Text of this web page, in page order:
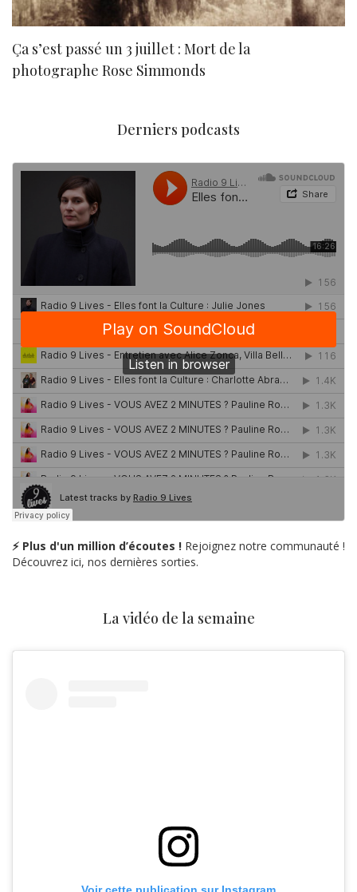
Ça s’est passé un 3 juillet : Mort de la
photographe Rose Simmonds
Derniers podcasts
⚡ Plus d'un million d’écoutes ! Rejoignez notre communauté !
Découvrez ici, nos dernières sorties.
La vidéo de la semaine